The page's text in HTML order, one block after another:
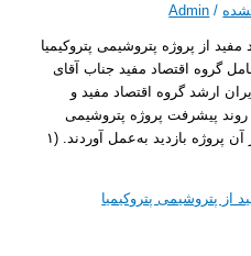
پتروشیمی پتروکیمیا
گروه اقتصاد مفید جناب آقای
اقتصاد مفید و
پروژه پتروشیمی
عسلویه، در تاریخ ۵ شهریور ۱۴۰۱ از آن پروژه بازدید به‌عمل آوردند. (۱
پتروکیمیا